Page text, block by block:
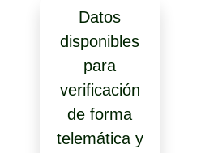
Datos
disponibles
para
verificación
de forma
telemática y